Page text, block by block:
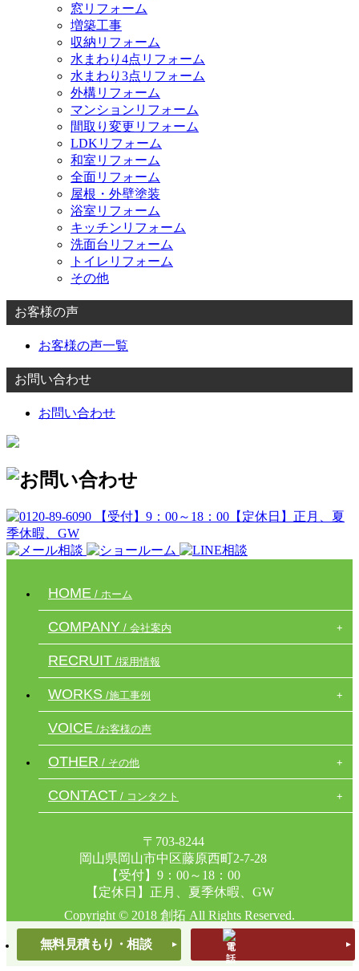
無料見積もり・相談
窓リフォーム
増築工事
収納リフォーム
水まわり4点リフォーム
水まわり3点リフォーム
外構リフォーム
マンションリフォーム
間取り変更リフォーム
LDKリフォーム
和室リフォーム
全面リフォーム
屋根・外壁塗装
浴室リフォーム
キッチンリフォーム
洗面台リフォーム
トイレリフォーム
その他
お客様の声
お客様の声一覧
お問い合わせ
お問い合わせ
HOME / ホーム
COMPANY / 会社案内
RECRUIT /採用情報
WORKS /施工事例
VOICE /お客様の声
OTHER / その他
CONTACT / コンタクト
〒703-8244
岡山県岡山市中区藤原西町2-7-28
【受付】9：00～18：00
【定休日】正月、夏季休暇、GW
Copyright © 2018 創拓 All Rights Reserved.